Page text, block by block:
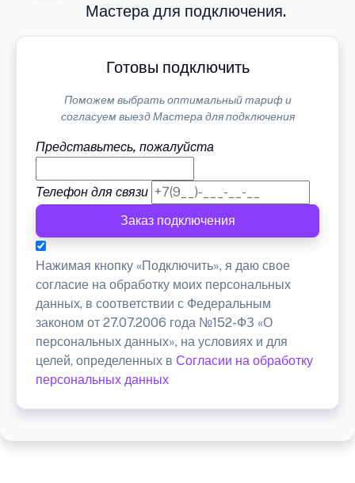
Мастера для подключения.
Готовы подключить
Поможем выбрать оптимальный тариф и
согласуем выезд Мастера для подключения
Представьтесь, пожалуйста
Телефон для связи
Заказ подключения
Нажимая кнопку «Подключить», я даю свое
согласие на обработку моих персональных
данных, в соответствии с Федеральным
законом от 27.07.2006 года №152-ФЗ «О
персональных данных», на условиях и для
целей, определенных в Согласии на обработку
персональных данных